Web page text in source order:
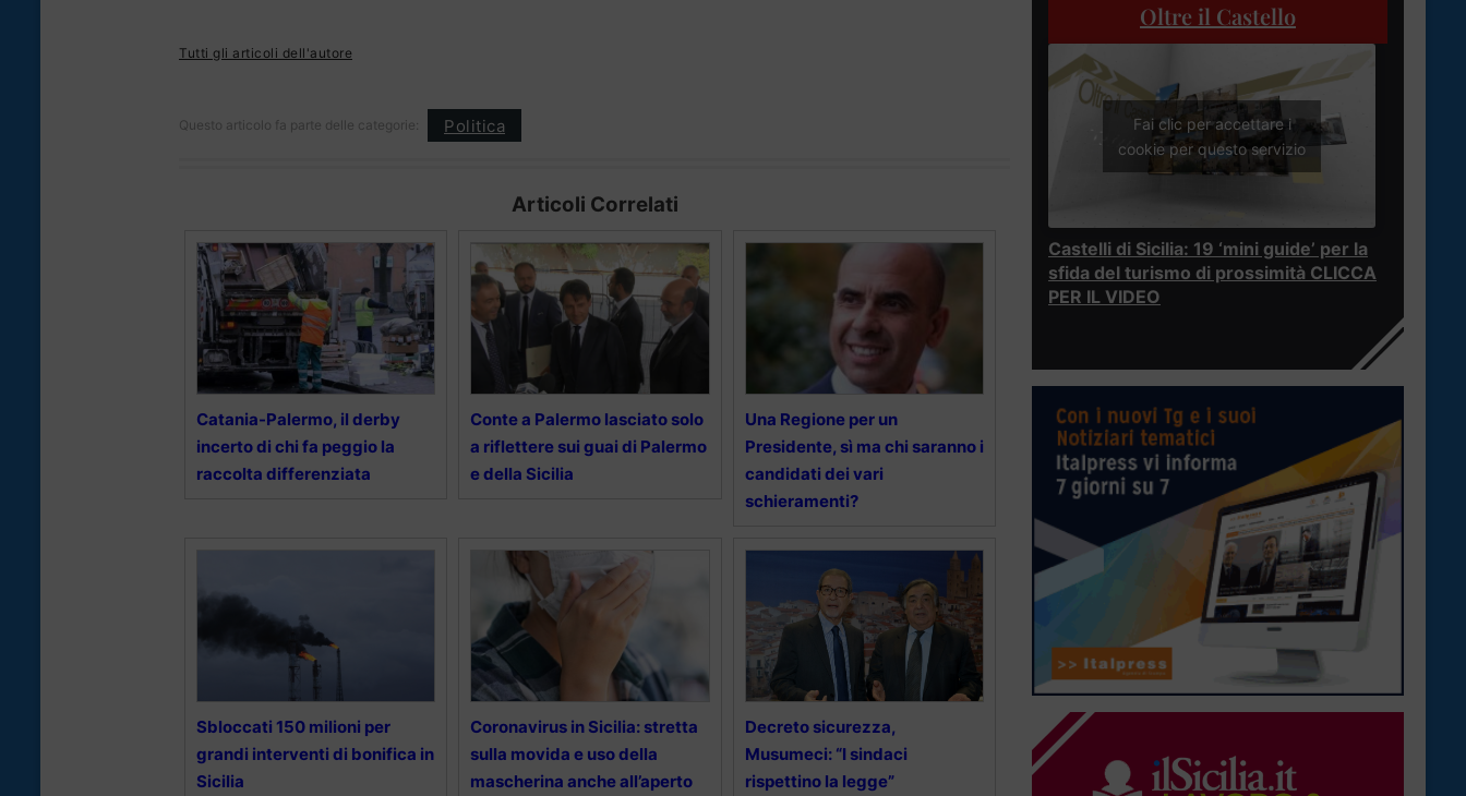
Tutti gli articoli dell'autore
Questo articolo fa parte delle categorie: Politica
Articoli Correlati
Catania-Palermo, il derby
incerto di chi fa peggio la
raccolta differenziata
Conte a Palermo lasciato solo
a riflettere sui guai di Palermo
e della Sicilia
Una Regione per un
Presidente, sì ma chi saranno i
candidati dei vari
schieramenti?
Sbloccati 150 milioni per
grandi interventi di bonifica in
Sicilia
Coronavirus in Sicilia: stretta
sulla movida e uso della
mascherina anche all’aperto
Decreto sicurezza,
Musumeci: “I sindaci
rispettino la legge”
Oltre il Castello
Fai clic per accettare i
cookie per questo servizio
Castelli di Sicilia: 19 ‘mini guide’ per la
sfida del turismo di prossimità CLICCA
PER IL VIDEO